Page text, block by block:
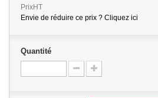
PrixHT
Envie de réduire ce prix ? Cliquez ici
Quantité